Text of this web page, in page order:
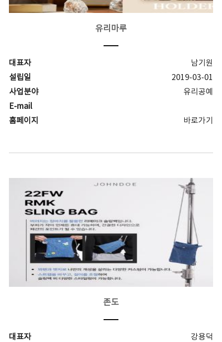
유리마루
대표자
남기원
설립일
2019-03-01
사업분야
유리공예
E-mail
홈페이지
바로가기
존도
대표자
강용덕